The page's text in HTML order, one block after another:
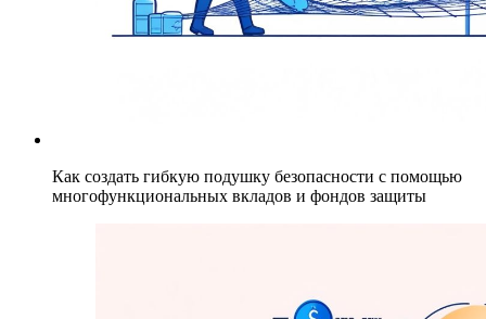
Как создать гибкую подушку безопасности с помощью
многофункциональных вкладов и фондов защиты